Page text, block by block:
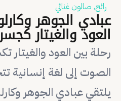
رائج, صالون غنائي
عبادي الجوهر
العود والغيتار
رحلة بين العود
الصوت إلى لغة إنسانية
يلتقي عبادي الجوهر